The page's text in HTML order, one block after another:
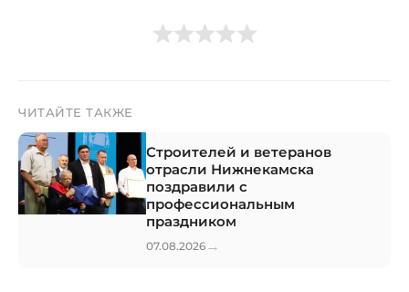
ЧИТАЙТЕ ТАКЖЕ
Строителей и ветеранов
отрасли Нижнекамска
поздравили с
профессиональным
праздником
07.08.2026 →